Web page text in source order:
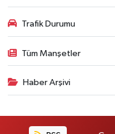
Trafik Durumu
Tüm Manşetler
Haber Arşivi